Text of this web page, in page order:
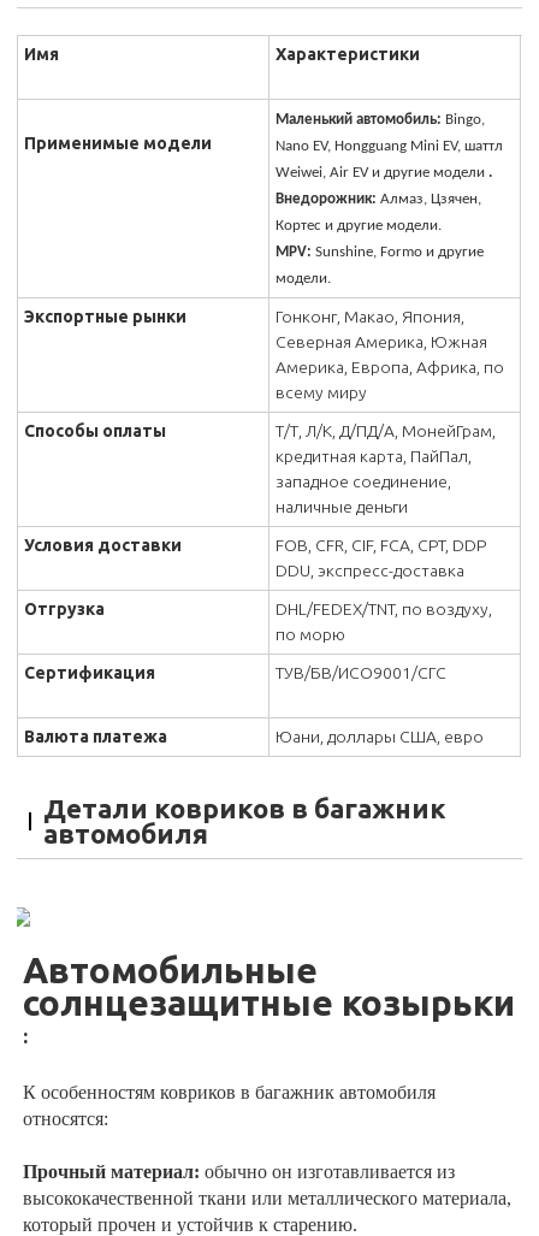
Имя Характеристики
Применимые модели
Маленький автомобиль: Bingo,
Nano EV, Hongguang Mini EV, шаттл
Weiwei, Air EV и другие модели .
Внедорожник: Алмаз, Цзячен,
Кортес и другие модели.
MPV: Sunshine, Formo и другие
модели.
Экспортные рынки
Гонконг, Макао, Япония,
Северная Америка, Южная
Америка, Европа, Африка, по
всему миру
Способы оплаты
Т/Т, Л/К, Д/ПД/А, МонейГрам,
кредитная карта, ПайПал,
западное соединение,
наличные деньги
Условия доставки
FOB, CFR, CIF, FCA, CPT, DDP
DDU, экспресс-доставка
Отгрузка
DHL/FEDEX/TNT, по воздуху,
по морю
Сертификация
ТУВ/БВ/ИСО9001/СГС
Валюта платежа Юани, доллары США, евро
Детали ковриков в багажник
автомобиля
Автомобильные
солнцезащитные козырьки
:
К особенностям ковриков в багажник автомобиля
относятся:
Прочный материал: обычно он изготавливается из
высококачественной ткани или металлического материала,
который прочен и устойчив к старению.